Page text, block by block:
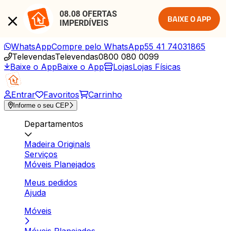
08.08 OFERTAS
IMPERDÍVEIS
BAIXE O APP
WhatsAppCompre pelo WhatsApp55 41 74031865
TelevendasTelevendas0800 080 0099
Baixe o AppBaixe o App LojasLojas Físicas
Entrar Favoritos Carrinho
Informe o seu CEP
Departamentos
Madeira Originals
Serviços
Móveis Planejados
Meus pedidos
Ajuda
Móveis